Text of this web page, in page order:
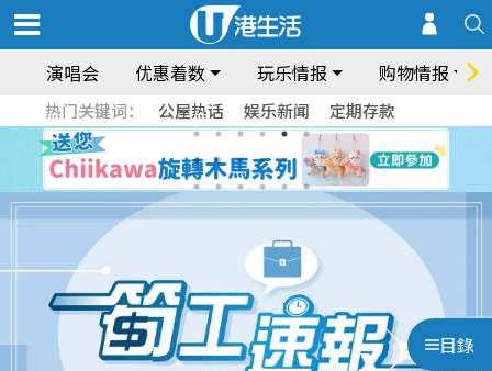
演唱会 优惠着数 玩乐情报 购物情报
热门关键词： 公屋热话 娱乐新闻 定期存款
目錄